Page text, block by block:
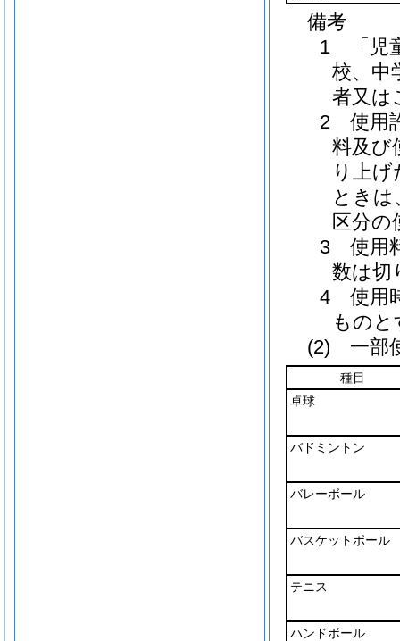
備考
1 「児
校、中
者又は
2 使用
料及び
り上
ときは
区分の
3 使用
数は切
4 使用
もの
(2) 一部
種目
卓球
バドミントン
バレーボール
バスケットボール
テニス
ハンドボール